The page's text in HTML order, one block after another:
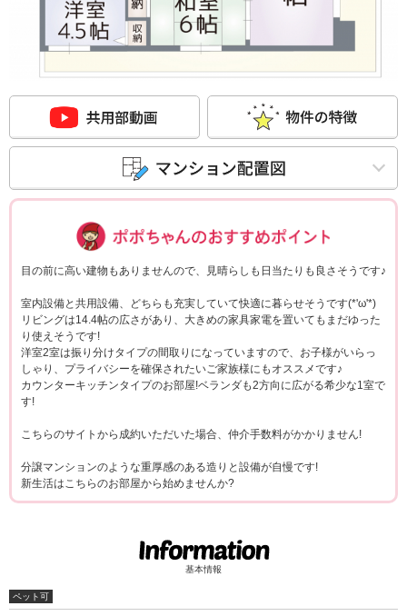
目の前に高い建物もありませんので、見晴らしも日当たりも良さそうです♪
室内設備と共用設備、どちらも充実していて快適に暮らせそうです(*'ω'*)
リビングは14.4帖の広さがあり、大きめの家具家電を置いてもまだゆった
り使えそうです!
洋室2室は振り分けタイプの間取りになっていますので、お子様がいらっ
しゃり、プライバシーを確保されたいご家族様にもオススメです♪
カウンターキッチンタイプのお部屋!ベランダも2方向に広がる希少な1室で
す!
こちらのサイトから成約いただいた場合、仲介手数料がかかりません!
分譲マンションのような重厚感のある造りと設備が自慢です!
新生活はこちらのお部屋から始めませんか?
基本情報
ペット可